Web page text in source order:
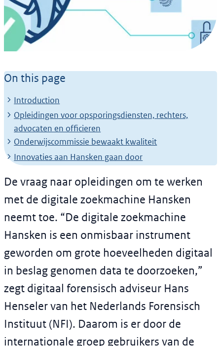
Gebruikers van digitale
zoekmachine richten
‘Hansken Academy’ op
voor opleidingen
16 July 2021
On this page
Introduction
Opleidingen voor opsporingsdiensten, rechters,
advocaten en officieren
Onderwijscommissie bewaakt kwaliteit
Innovaties aan Hansken gaan door
De vraag naar opleidingen om te werken
met de digitale zoekmachine Hansken
neemt toe. “De digitale zoekmachine
Hansken is een onmisbaar instrument
geworden om grote hoeveelheden digitaal
in beslag genomen data te doorzoeken,”
zegt digitaal forensisch adviseur Hans
Henseler van het Nederlands Forensisch
Instituut (NFI). Daarom is er door de
internationale groep gebruikers van de